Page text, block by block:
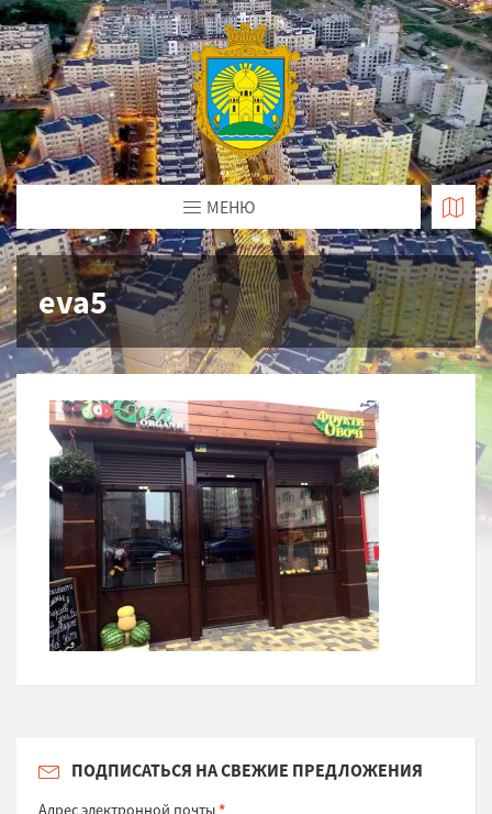
МЕНЮ
eva5
ПОДПИСАТЬСЯ НА СВЕЖИЕ ПРЕДЛОЖЕНИЯ
Адрес электронной почты*